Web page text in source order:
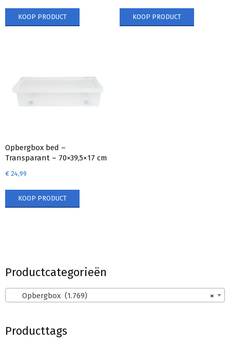
KOOP PRODUCT KOOP PRODUCT
Opbergbox bed –
Transparant – 70×39,5×17 cm
€ 24,99
KOOP PRODUCT
Productcategorieën
×
Opbergbox (1.769)
Producttags